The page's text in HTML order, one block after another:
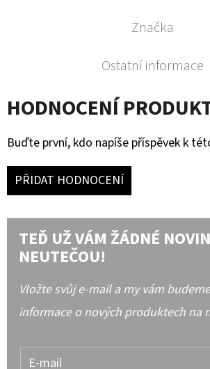
Značka
Ostatní informace
HODNOCENÍ
Buďte první, kdo napíše příspěvek k
PŘIDAT HODNOCENÍ
TEĎ UŽ VÁM ŽÁDNÉ
NEUTEČOU!
Vložte svůj e-mail a my vám
informace o nových produktech na
E-mail